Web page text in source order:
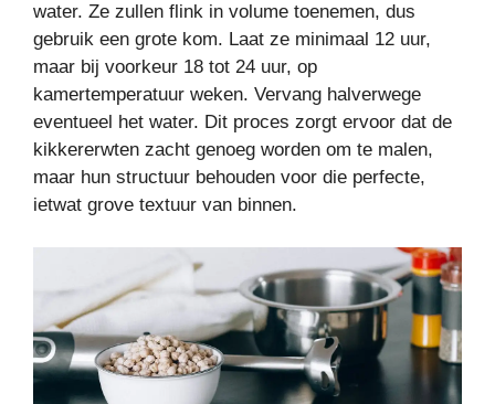
water. Ze zullen flink in volume toenemen, dus
gebruik een grote kom. Laat ze minimaal 12 uur,
maar bij voorkeur 18 tot 24 uur, op
kamertemperatuur weken. Vervang halverwege
eventueel het water. Dit proces zorgt ervoor dat de
kikkererwten zacht genoeg worden om te malen,
maar hun structuur behouden voor die perfecte,
ietwat grove textuur van binnen.